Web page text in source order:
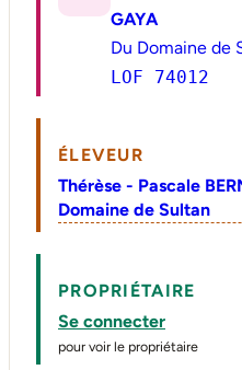
GAYA
Du Domaine de
LOF 74012
ÉLEVEUR
Thérèse - Pascale
Domaine de Sultan
PROPRIÉTAIRE
Se connecter
pour voir le propriétaire